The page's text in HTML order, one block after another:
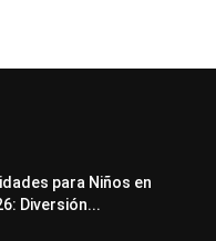
para Niños en
Diversión...